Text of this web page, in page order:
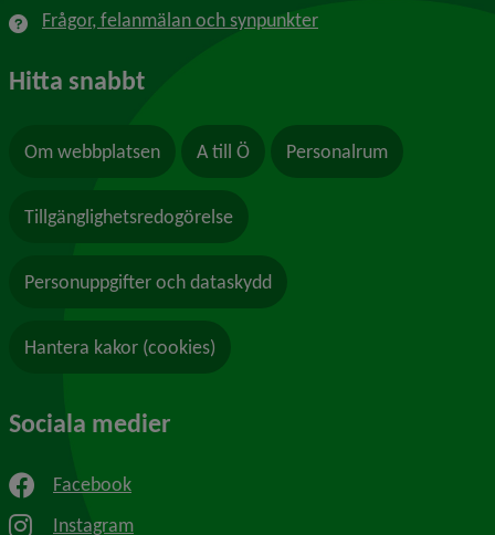
Frågor, felanmälan och synpunkter
Hitta snabbt
Om webbplatsen A till Ö Personalrum
Tillgänglighetsredogörelse
Personuppgifter och dataskydd
Hantera kakor (cookies)
Sociala medier
Facebook
Instagram